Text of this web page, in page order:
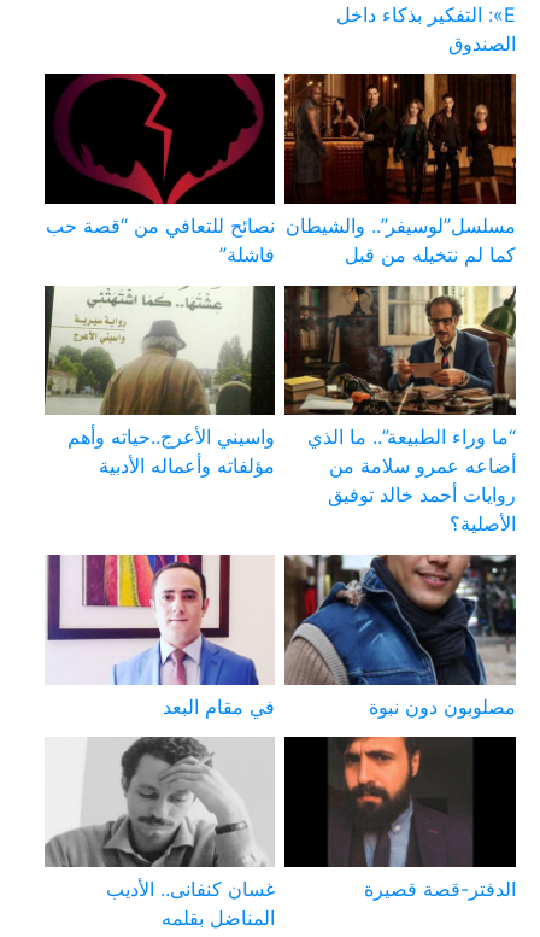
E»: التفكير بذكاء داخل
الصندوق
مسلسل”لوسيفر”.. والشيطان
كما لم نتخيله من قبل
نصائح للتعافي من “قصة حب
فاشلة”
“ما وراء الطبيعة”.. ما الذي
أضاعه عمرو سلامة من
روايات أحمد خالد توفيق
الأصلية؟
واسيني الأعرج..حياته وأهم
مؤلفاته وأعماله الأدبية
مصلوبون دون نبوة في مقام البعد
الدفتر-قصة قصيرة
غسان كنفانى.. الأديب
المناضل بقلمه